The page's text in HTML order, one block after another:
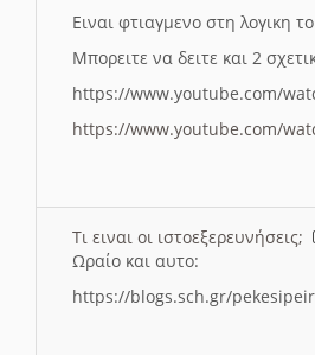
Ειναι φτιαγμενο στη λογικη
Μπορειτε να δειτε και 2
https://www.youtube.com/
https://www.youtube.com/
Τι ειναι οι ιστοεξερευνήσεις;
Ωραίο και αυτο:
https://blogs.sch.gr/